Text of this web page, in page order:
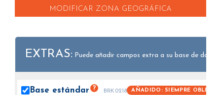
MODIFICAR ZONA GEOGRÁFICA
EXTRAS: Puede añadir campos extra a su base de datos.
Base estándar ? BRK0218 AÑADIDO: SIEMPRE